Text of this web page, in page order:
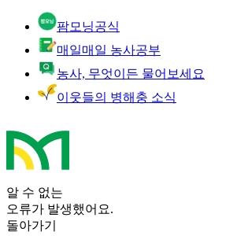
팜모닝공식
매일매일 농사공부
농사, 무엇이든 물어보세요
이웃들의 병해충 소식
알 수 없는
오류가 발생했어요.
돌아가기